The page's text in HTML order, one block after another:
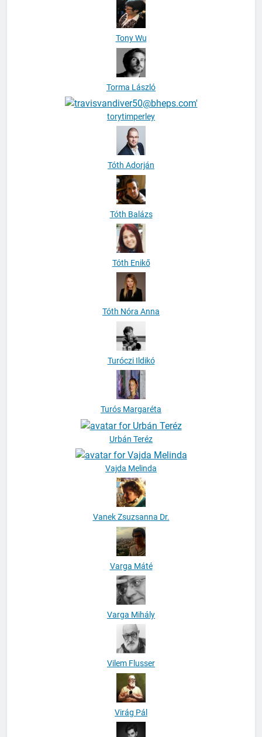
Tony Wu
Torma László
torytimperley
Tóth Adorján
Tóth Balázs
Tóth Enikő
Tóth Nóra Anna
Turóczi Ildikó
Turós Margaréta
Urbán Teréz
Vajda Melinda
Vanek Zsuzsanna Dr.
Varga Máté
Varga Mihály
Vilem Flusser
Virág Pál